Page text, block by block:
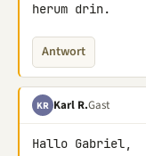
herum drin.
Antwort
KR Karl R.Gast
Hallo Gabriel,